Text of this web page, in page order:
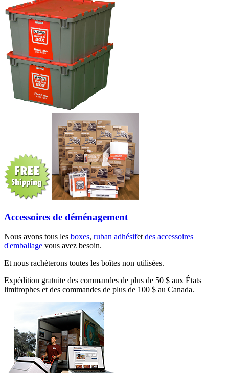
Accessoires de déménagement
Nous avons tous les boxes, ruban adhésifet des accessoires
d'emballage vous avez besoin.
Et nous rachèterons toutes les boîtes non utilisées.
Expédition gratuite des commandes de plus de 50 $ aux États
limitrophes et des commandes de plus de 100 $ au Canada.